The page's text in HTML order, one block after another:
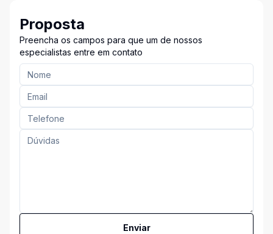
Proposta
Preencha os campos para que um de nossos
especialistas entre em contato
Enviar